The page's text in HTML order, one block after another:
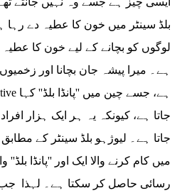
بلڈ سینٹر میں خون کا عطیہ دے رہا
لوگوں کو بچانے کے لیے خون کا
ہے۔ میرا پیشہ جان بچانا اور
جاتا ہے، کیونکہ یہ ہر ایک ہزار
جاتا ہے۔ لیوژہو بلڈ سینٹر کے
میں کام کرنے والا ایک اور ''پانڈا
رسائی حاصل کر سکتا ہے۔ لہذا